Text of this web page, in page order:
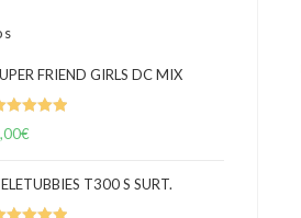
FRIEND GIRLS DC MIX
€
T300 S SURT.